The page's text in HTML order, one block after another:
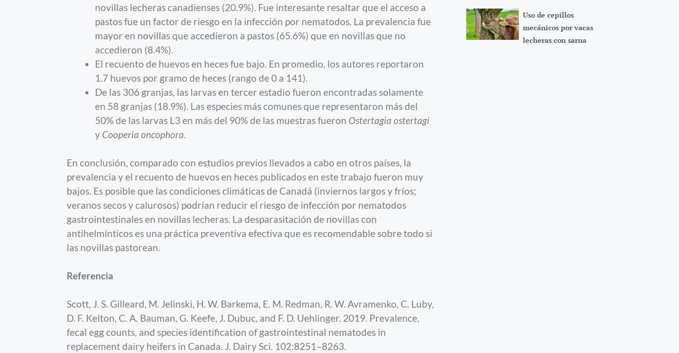
novillas lecheras canadienses (20.9%). Fue interesante resaltar que el acceso a
pastos fue un factor de riesgo en la infección por nematodos. La prevalencia fue
mayor en novillas que accedieron a pastos (65.6%) que en novillas que no
accedieron (8.4%).
El recuento de huevos en heces fue bajo. En promedio, los autores reportaron
1.7 huevos por gramo de heces (rango de 0 a 141).
De las 306 granjas, las larvas en tercer estadio fueron encontradas solamente
en 58 granjas (18.9%). Las especies más comunes que representaron más del
50% de las larvas L3 en más del 90% de las muestras fueron Ostertagia ostertagi
y Cooperia oncophora.
En conclusión, comparado con estudios previos llevados a cabo en otros países, la
prevalencia y el recuento de huevos en heces publicados en este trabajo fueron muy
bajos. Es posible que las condiciones climáticas de Canadá (inviernos largos y fríos;
veranos secos y calurosos) podrían reducir el riesgo de infección por nematodos
gastrointestinales en novillas lecheras. La desparasitación de novillas con
antihelmínticos es una práctica preventiva efectiva que es recomendable sobre todo si
las novillas pastorean.
Referencia
Scott, J. S. Gilleard, M. Jelinski, H. W. Barkema, E. M. Redman, R. W. Avramenko, C. Luby,
D. F. Kelton, C. A. Bauman, G. Keefe, J. Dubuc, and F. D. Uehlinger. 2019. Prevalence,
fecal egg counts, and species identification of gastrointestinal nematodes in
replacement dairy heifers in Canada. J. Dairy Sci. 102:8251–8263.
Uso de cepillos
mecánicos por vacas
lecheras con sarna